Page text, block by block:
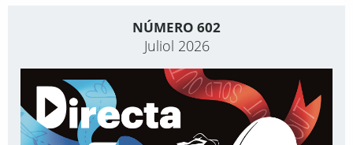
NÚMERO 602
Juliol 2026